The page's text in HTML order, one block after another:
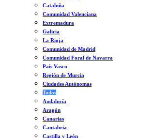
Cataluña
Comunidad Valenciana
Extremadura
Galicia
La Rioja
Comunidad de Madrid
Comunidad Foral de Navarra
País Vasco
Región de Murcia
Ciudades Autónomas
Todos
Andalucía
Aragón
Canarias
Cantabria
Castilla y León